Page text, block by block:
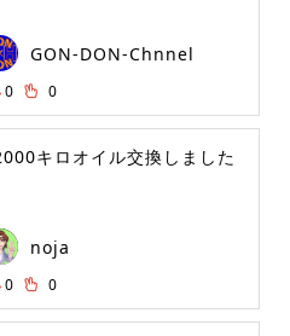
GON-DON-Chnnel
0 0
キロオイル交換しました
noja
0 0